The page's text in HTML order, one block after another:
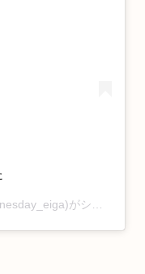
がシェアした投稿 –